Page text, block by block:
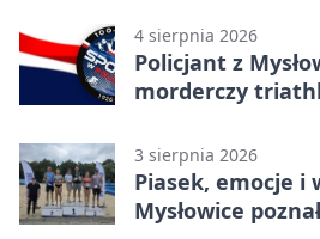
4 sierpnia 2026
Policjant z
morderczy
3 sierpnia 2026
Piasek, emocje i
Mysłowice